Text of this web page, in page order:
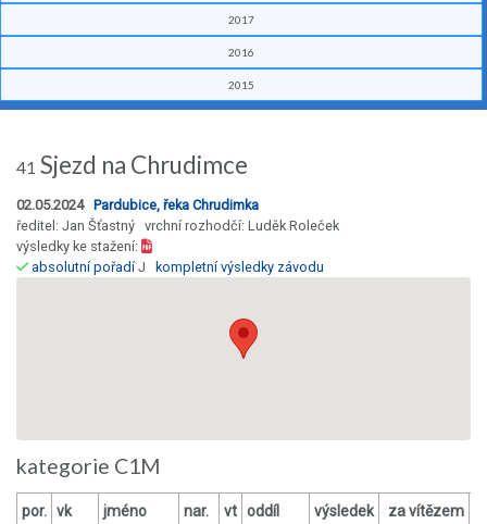
2017
2016
2015
41 Sjezd na Chrudimce
02.05.2024 Pardubice, řeka Chrudimka
ředitel: Jan Šťastný vrchní rozhodčí: Luděk Roleček
výsledky ke stažení:
absolutní pořadíJ kompletní výsledky závodu
kategorie C1M
por. vk jméno nar. vt oddíl výsledek
za vítězem